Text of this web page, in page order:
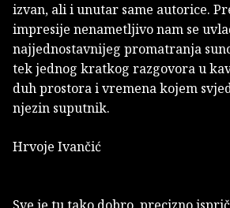
izvan, ali i unutar same autorice.
impresije nenametljivo nam se
najjednostavnijeg promatranja
tek jednog kratkog razgovora u
duh prostora i vremena kojem
njezin suputnik.
Hrvoje Ivančić